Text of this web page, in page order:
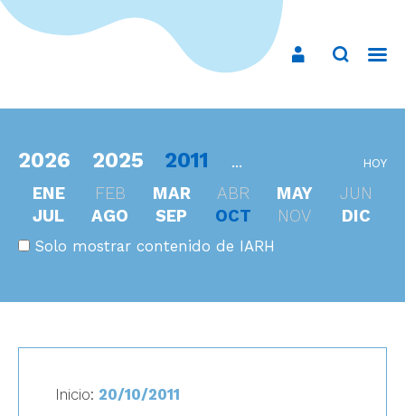
2026 2025 2011 ... HOY
ENE FEB MAR ABR MAY
JUN
JUL
AGO SEP OCT NOV DIC
Solo mostrar contenido de IARH
Inicio: 20/10/2011